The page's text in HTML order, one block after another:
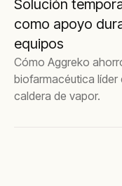
Solución
como apoyo
equipos
Cómo Aggreko
biofarmacéutica
caldera de vapor.